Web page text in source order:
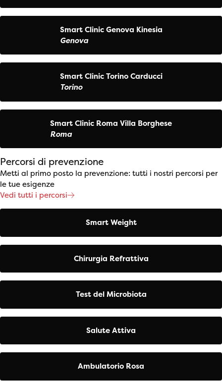
Smart Clinic Genova Kinesia
Genova
Smart Clinic Torino Carducci
Torino
Smart Clinic Roma Villa Borghese
Roma
Percorsi di prevenzione
Metti al primo posto la prevenzione: tutti i nostri percorsi per
le tue esigenze
Vedi tutti i percorsi
Smart Weight
Chirurgia Refrattiva
Test del Microbiota
Salute Attiva
Ambulatorio Rosa